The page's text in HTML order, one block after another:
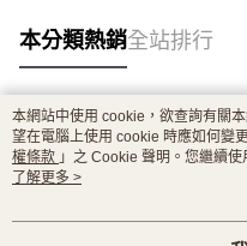
本分類熱銷全站排行
熱門標籤
本網站中使用 cookie，欲查詢有關
望在電腦上使用 cookie 時應如何變
權條款 」之 Cookie 聲明。您繼續
用條款之 Cookie 聲明使用 cookie。
了解更多 >